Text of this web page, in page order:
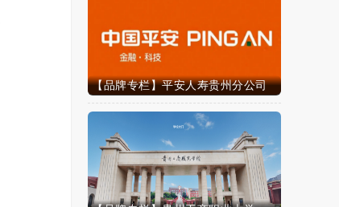
【品牌专栏】平安人寿贵州分公司